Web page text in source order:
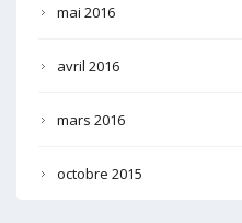
mai 2016
avril 2016
mars 2016
octobre 2015